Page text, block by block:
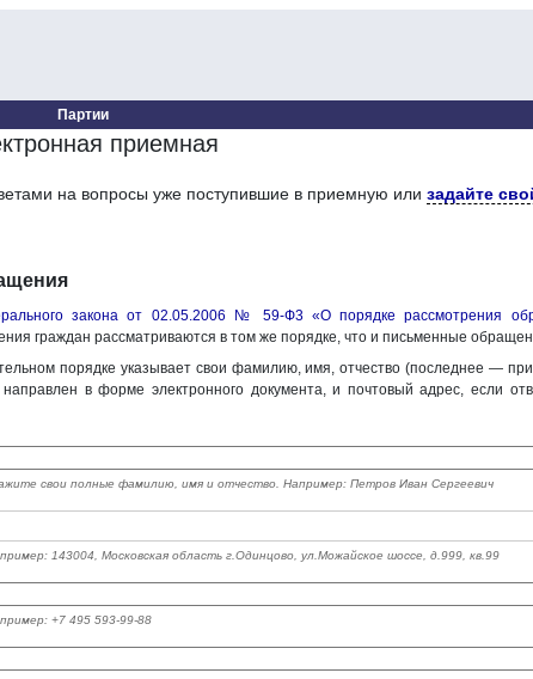
Партии
приемная
на вопросы уже поступившие в приемную или задайте
закона от 02.05.2006 № 59-Ф3 «О порядке рассмотрения
граждан рассматриваются в том же порядке, что и письменные
порядке указывает свои фамилию, имя, отчество (последнее —
в форме электронного документа, и почтовый адрес, если
свои полные фамилию, имя и отчество. Например: Петров Иван Сергеевич
143004, Московская область г.Одинцово, ул.Можайское шоссе, д.999, кв.99
+7 495 593-99-88